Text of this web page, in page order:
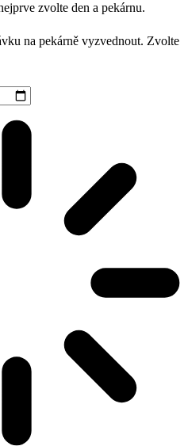
zvolte den a pekárnu.
na pekárně vyzvednout. Zvolte